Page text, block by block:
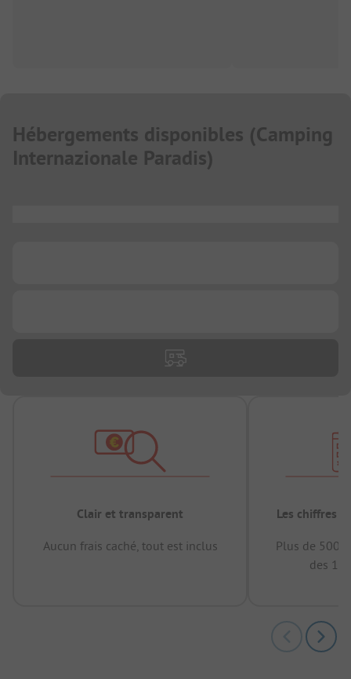
Hébergements disponibles (Camping
Internazionale Paradis)
Clair et transparent
Aucun frais caché, tout est inclus
Les chiffres
Plus de
des 12